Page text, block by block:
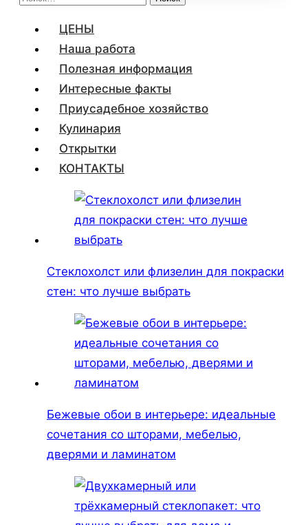
ЦЕНЫ
Наша работа
Полезная информация
Интересные факты
Приусадебное хозяйство
Кулинария
Открытки
КОНТАКТЫ
Стеклохолст или флизелин для покраски
стен: что лучше выбрать
Бежевые обои в интерьере: идеальные
сочетания со шторами, мебелью,
дверями и ламинатом